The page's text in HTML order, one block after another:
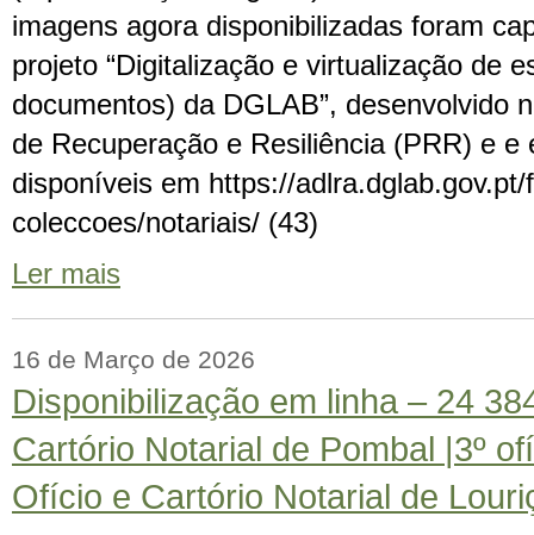
imagens agora disponibilizadas foram
projeto “Digitalização e virtualização de
documentos) da DGLAB”, desenvolvido
de Recuperação e Resiliência (PRR) e e
disponíveis em https://adlra.dglab.gov.pt/
coleccoes/notariais/ (43)
Ler mais
16 de Março de 2026
Disponibilização em linha – 24
Cartório Notarial de Pombal |3º
Ofício e Cartório Notarial de